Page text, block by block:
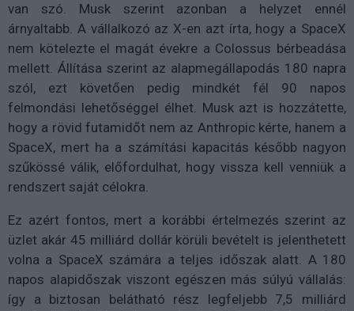
van szó. Musk szerint azonban a helyzet ennél
árnyaltabb. A vállalkozó az X-en azt írta, hogy a SpaceX
nem kötelezte el magát évekre a Colossus bérbeadása
mellett. Állítása szerint az alapmegállapodás 180 napra
szól, ezt követően pedig mindkét fél 90 napos
felmondási lehetőséggel élhet. Musk azt is hozzátette,
hogy a rövid futamidőt nem az Anthropic kérte, hanem a
SpaceX, mert ha a számítási kapacitás később nagyon
szűkössé válik, előfordulhat, hogy vissza kell venniük a
rendszert saját célokra.
Ez azért fontos, mert a korábbi értelmezés szerint az
üzlet akár 45 milliárd dollár körüli bevételt is jelenthetett
volna a SpaceX számára a teljes időszak alatt. A 180
napos alapidőszak viszont egészen más súlyú vállalás:
így a biztosan belátható rész legfeljebb 7,5 milliárd